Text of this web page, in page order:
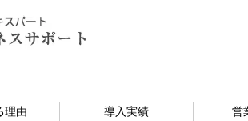
理由 導入実績 営